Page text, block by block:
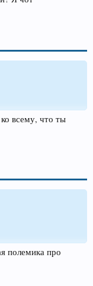
всему, что ты
полемика про